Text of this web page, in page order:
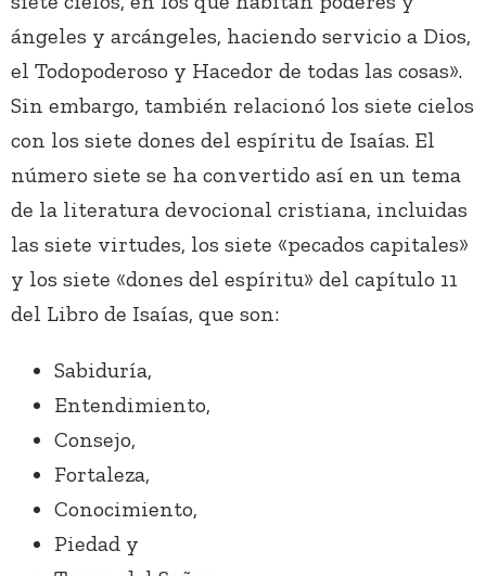
ángeles y arcángeles, haciendo servicio a Dios,
el Todopoderoso y Hacedor de todas las cosas».
Sin embargo, también relacionó los siete cielos
con los siete dones del espíritu de Isaías. El
número siete se ha convertido así en un tema
de la literatura devocional cristiana, incluidas
las siete virtudes, los siete «pecados capitales»
y los siete «dones del espíritu» del capítulo 11
del Libro de Isaías, que son:
Sabiduría,
Entendimiento,
Consejo,
Fortaleza,
Conocimiento,
Piedad y